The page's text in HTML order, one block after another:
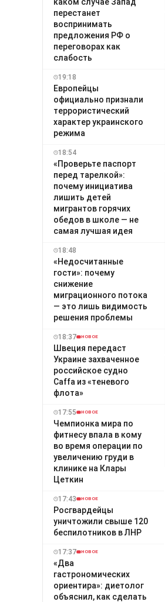
перестанет
воспринимать
предложения РФ о
переговорах как
слабость
19:18
Европейцы
официально признали
террористический
характер украинского
режима
18:54
«Проверьте паспорт
перед тарелкой»:
почему инициатива
лишить детей
мигрантов горячих
обедов в школе — не
самая лучшая идея
18:48
«Недосчитанные
гости»: почему
снижение
миграционного потока
— это лишь видимость
решения проблемы
18:37 НОВОЕ
Швеция передаст
Украине захваченное
российское судно
Caffa из «теневого
флота»
17:55 НОВОЕ
Чемпионка мира по
фитнесу впала в кому
во время операции по
увеличению груди в
клинике на Клары
Цеткин
17:43 НОВОЕ
Росгвардейцы
уничтожили свыше 120
беспилотников в ЛНР
17:37 НОВОЕ
«Два
гастрономических
ориентира»: диетолог
объяснил, как сделать